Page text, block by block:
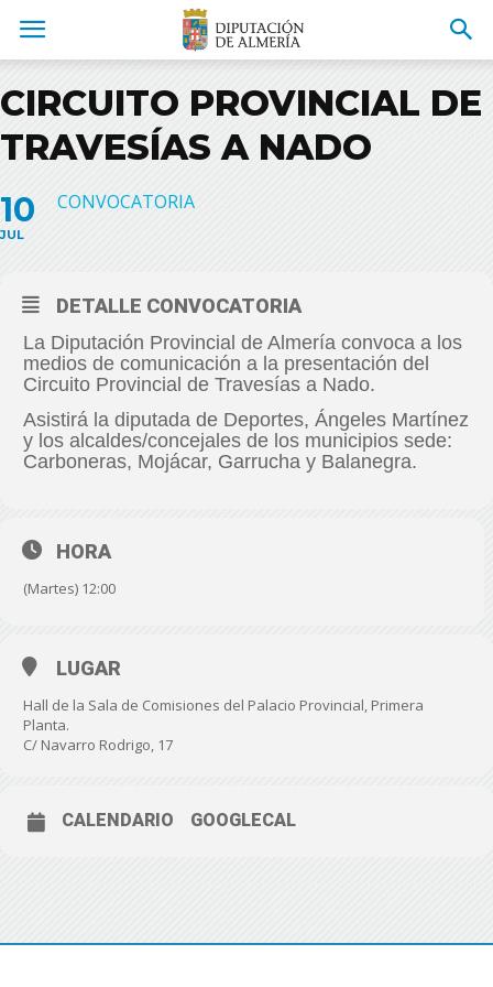
CIRCUITO PROVINCIAL DE
TRAVESÍAS A NADO
10
JUL
CONVOCATORIA
DETALLE CONVOCATORIA
La Diputación Provincial de Almería convoca a los
medios de comunicación a la presentación del
Circuito Provincial de Travesías a Nado.
Asistirá la diputada de Deportes, Ángeles Martínez
y los alcaldes/concejales de los municipios sede:
Carboneras, Mojácar, Garrucha y Balanegra.
HORA
(Martes) 12:00
LUGAR
Hall de la Sala de Comisiones del Palacio Provincial, Primera
Planta.
C/ Navarro Rodrigo, 17
CALENDARIO GOOGLECAL